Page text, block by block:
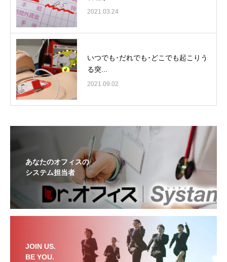
2021.03.24
いつでも･だれでも･どこでも起こりう
る突...
2021.09.02
あなたのオフィスの
システム担当者
JOIN US.
BE YOU.